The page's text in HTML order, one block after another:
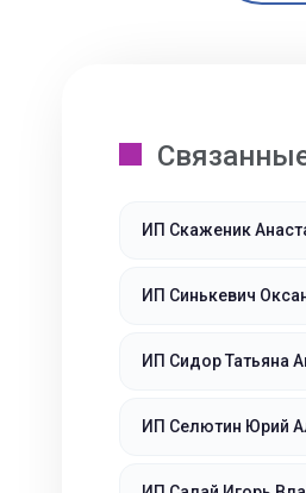
ИП Скаженик
ИП Синькевич
ИП Сидор Татьяна
ИП Селютин Юрий